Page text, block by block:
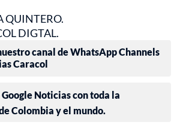
QUINTERO.
DIGTAL.
canal de WhatsApp Channels
Caracol
Noticias con toda la
Colombia y el mundo.